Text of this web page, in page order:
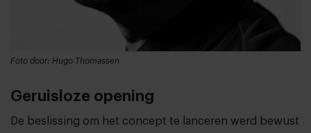
Foto door: Hugo Thomassen
Geruisloze opening
De beslissing om het concept te lanceren werd bewust